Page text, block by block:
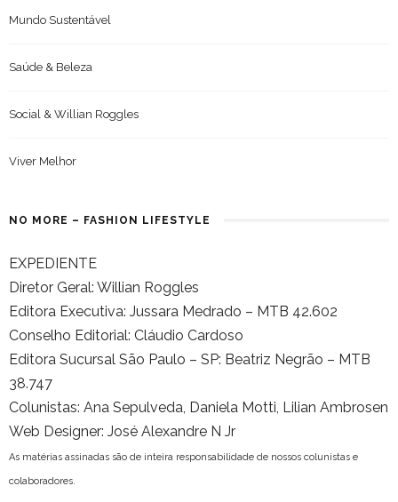
Mundo Sustentável
Saúde & Beleza
Social & Willian Roggles
Viver Melhor
NO MORE – FASHION LIFESTYLE
EXPEDIENTE
Diretor Geral: Willian Roggles
Editora Executiva: Jussara Medrado – MTB 42.602
Conselho Editorial: Cláudio Cardoso
Editora Sucursal São Paulo – SP: Beatriz Negrão – MTB
38.747
Colunistas: Ana Sepulveda, Daniela Motti, Lilian Ambrosen
Web Designer: José Alexandre N Jr
As matérias assinadas são de inteira responsabilidade de nossos colunistas e
colaboradores.